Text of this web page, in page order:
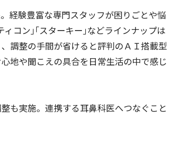
経験豊富な専門スタッフが困りごとや悩
コン｣｢スターキー｣などラインナップは
調整の手間が省けると評判のＡＩ搭載型
地や聞こえの具合を日常生活の中で感じ
も実施。連携する耳鼻科医へつなぐこと